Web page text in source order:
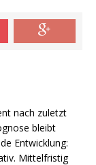
nach zuletzt
bleibt
Entwicklung:
Mittelfristig